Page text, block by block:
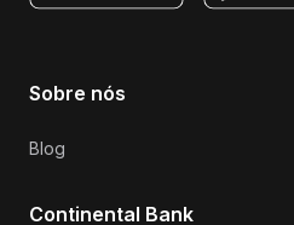
Sobre nós
Blog
Continental Bank